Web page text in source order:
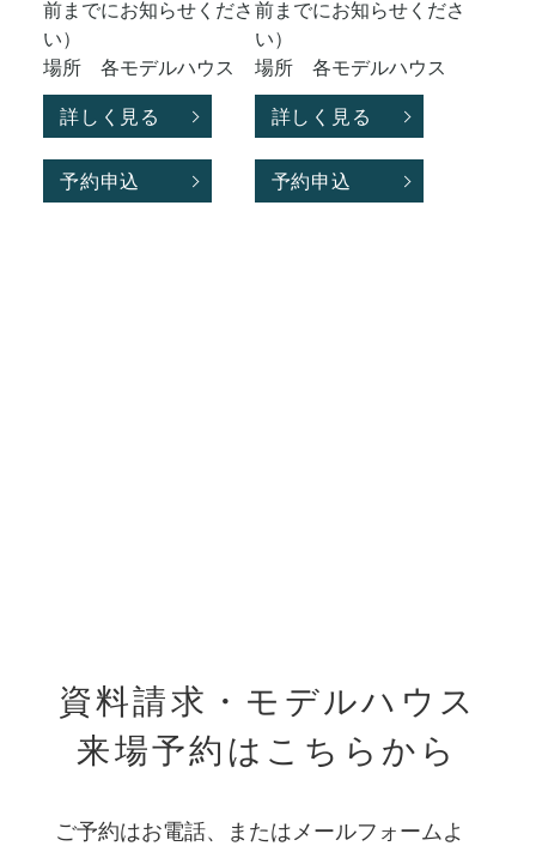
前までにお知らせくださ
い）
場所 各モデルハウス
詳しく見る
予約申込
前までにお知らせくださ
い）
場所 各モデルハウス
詳しく見る
予約申込
資料請求・モデルハウス
来場予約はこちらから
ご予約はお電話、またはメールフォームよ